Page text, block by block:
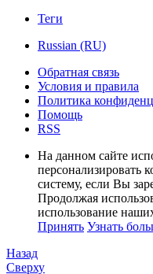
Теги
Russian (RU)
Обратная связь
Условия и правила
Политика
Помощь
RSS
На данном сайте
персонализировать
систему, если Вы
Продолжая
использование
Принять Узнать
Назад
Сверху